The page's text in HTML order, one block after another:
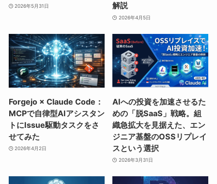
2026年5月31日
解説
2026年4月5日
Forgejo × Claude Code：
MCPで自律型AIアシスタン
トにIssue駆動タスクをさ
せてみた
2026年4月2日
AIへの投資を加速させるた
めの「脱SaaS」戦略。組
織急拡大を見据えた、エン
ジニア基盤のOSSリプレイ
スという選択
2026年3月31日